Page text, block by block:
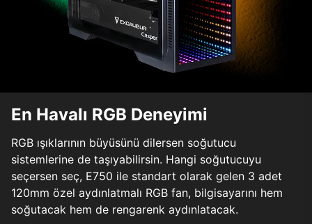
En Havalı RGB Deneyimi
RGB ışıklarının büyüsünü dilersen soğutucu
sistemlerine de taşıyabilirsin. Hangi soğutucuyu
seçersen seç, E750 ile standart olarak gelen 3 adet
120mm özel aydınlatmalı RGB fan, bilgisayarını hem
soğutacak hem de rengarenk aydınlatacak.